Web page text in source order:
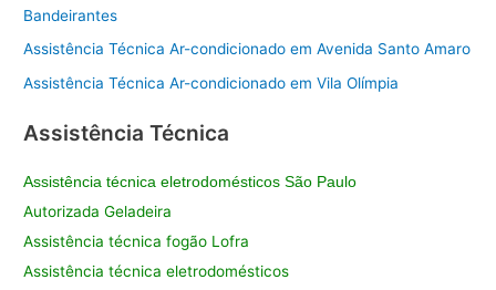
Bandeirantes
Assistência Técnica Ar-condicionado em Avenida Santo Amaro
Assistência Técnica Ar-condicionado em Vila Olímpia
Assistência Técnica
Assistência técnica eletrodomésticos São Paulo
Autorizada Geladeira
Assistência técnica fogão Lofra
Assistência técnica eletrodomésticos